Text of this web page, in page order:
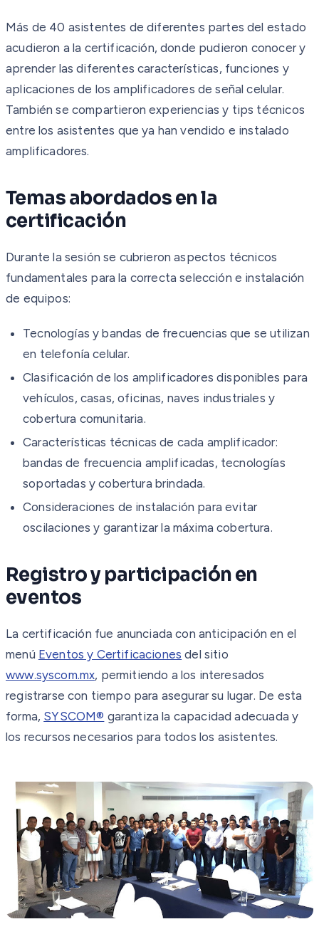
Más de 40 asistentes de diferentes partes del estado
acudieron a la certificación, donde pudieron conocer y
aprender las diferentes características, funciones y
aplicaciones de los amplificadores de señal celular.
También se compartieron experiencias y tips técnicos
entre los asistentes que ya han vendido e instalado
amplificadores.
Temas abordados en la
certificación
Durante la sesión se cubrieron aspectos técnicos
fundamentales para la correcta selección e instalación
de equipos:
Tecnologías y bandas de frecuencias que se utilizan
en telefonía celular.
Clasificación de los amplificadores disponibles para
vehículos, casas, oficinas, naves industriales y
cobertura comunitaria.
Características técnicas de cada amplificador:
bandas de frecuencia amplificadas, tecnologías
soportadas y cobertura brindada.
Consideraciones de instalación para evitar
oscilaciones y garantizar la máxima cobertura.
Registro y participación en
eventos
La certificación fue anunciada con anticipación en el
menú Eventos y Certificaciones del sitio
www.syscom.mx, permitiendo a los interesados
registrarse con tiempo para asegurar su lugar. De esta
forma, SYSCOM® garantiza la capacidad adecuada y
los recursos necesarios para todos los asistentes.